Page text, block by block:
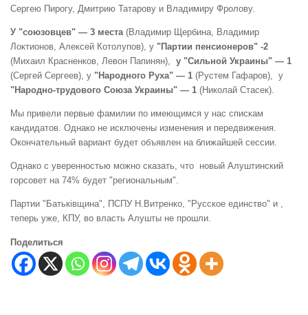
Сергею Пирогу, Дмитрию Татарову и Владимиру Фролову.
У "союзовцев" — 3 места (Владимир Щербина, Владимир
Локтионов, Алексей Котолупов), у "Партии пенсионеров" -2
(Михаил Красненков, Левон Папинян)
у "Сильной Украины" — 1
(Сергей Сергеев), у "Народного Руха" — 1 (Рустем Гафаров), у
"Народно-трудового Союза Украины" — 1 (Николай Стасек).
Мы привели первые фамилии по имеющимся у нас спискам
кандидатов. Однако не исключены изменения и передвижения.
Окончательный вариант будет объявлен на ближайшей сессии.
Однако с уверенностью можно сказать, что новый Алуштинский
горсовет на 74% будет "региональным".
Партии "Батькiвщина", ПСПУ Н.Витренко, "Русское единство" и ,
теперь уже, КПУ, во власть Алушты не прошли.
Поделиться